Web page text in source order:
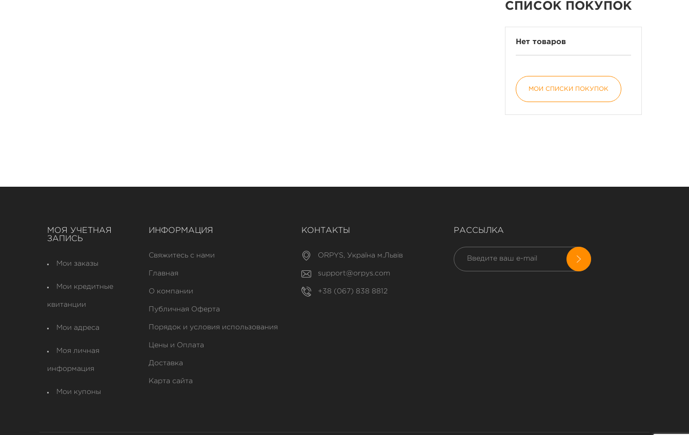
СПИСОК ПОКУПОК
Нет товаров
МОИ СПИСКИ ПОКУПОК
МОЯ УЧЕТНАЯ
ЗАПИСЬ
Мои заказы
Мои кредитные
квитанции
Мои адреса
Моя личная
информация
Мои купоны
ИНФОРМАЦИЯ
Свяжитесь с нами
Главная
О компании
Публичная Оферта
Порядок и условия использования
Цены и Оплата
Доставка
Карта сайта
КОНТАКТЫ
ORPYS, Україна м.Львів
support@orpys.com
+38 (067) 838 8812
РАССЫЛКА